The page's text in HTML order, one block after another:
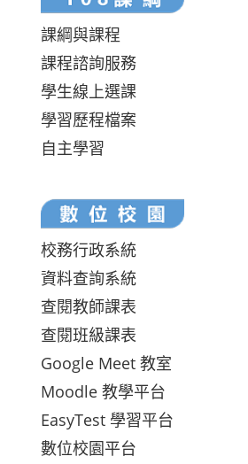
課綱與課程
課程諮詢服務
學生線上選課
學習歷程檔案
自主學習
校務行政系統
資料查詢系統
查閱教師課表
查閱班級課表
Google Meet 教室
Moodle 教學平台
EasyTest 學習平台
數位校園平台